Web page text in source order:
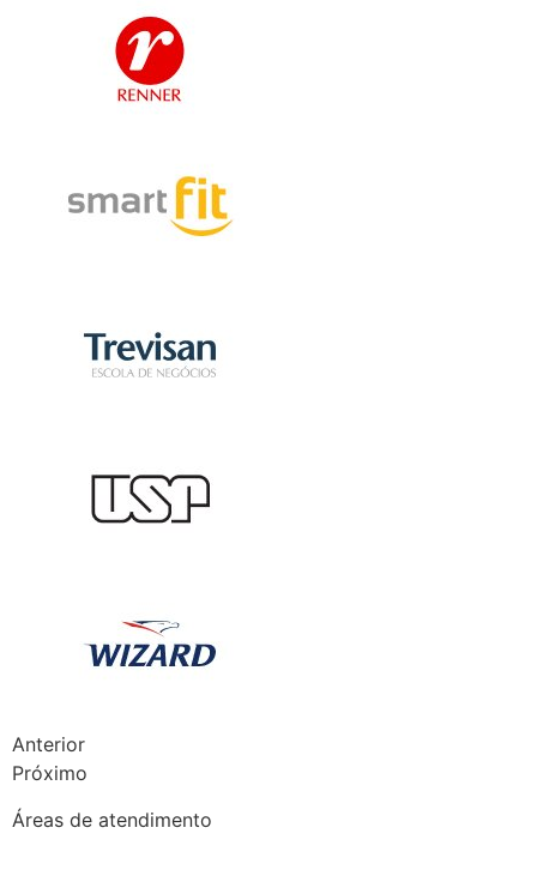
Anterior
Próximo
Áreas de atendimento